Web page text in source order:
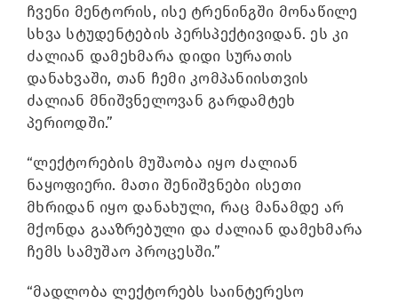
ჩვენი მენტორის, ისე ტრენინგში მონაწილე
სხვა სტუდენტების პერსპექტივიდან. ეს კი
ძალიან დამეხმარა დიდი სურათის
დანახვაში, თან ჩემი კომპანიისთვის
ძალიან მნიშვნელოვან გარდამტეხ
პერიოდში.”
“ლექტორების მუშაობა იყო ძალიან
ნაყოფიერი. მათი შენიშვნები ისეთი
მხრიდან იყო დანახული, რაც მანამდე არ
მქონდა გააზრებული და ძალიან დამეხმარა
ჩემს სამუშაო პროცესში.”
“მადლობა ლექტორებს საინტერესო